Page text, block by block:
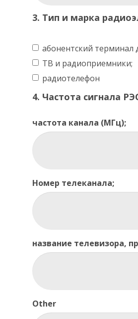
3. Тип и марка
абонентский терминал
ТВ и радиоприемники;
радиотелефон
4. Частота сигнала
частота канала (МГц);
Номер телеканала;
название телевизора,
Other